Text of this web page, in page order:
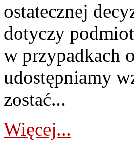
ostatecznej
dotyczy
w przypadkach
udostępniamy
zostać...
Więcej...